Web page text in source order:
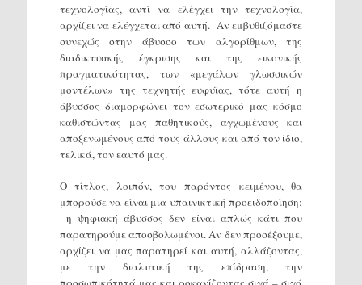
τεχνολογίας, αντί να ελέγχει την τεχνολογία,
αρχίζει να ελέγχεται από αυτή. Αν εμβυθιζόμαστε
συνεχώς στην άβυσσο των αλγορίθμων, της
διαδικτυακής έγκρισης και της εικονικής
πραγματικότητας, των «μεγάλων γλωσσικών
μοντέλων» της τεχνητής ευφυϊας, τότε αυτή η
άβυσσος διαμορφώνει τον εσωτερικό μας κόσμο
καθιστώντας μας παθητικούς, αγχωμένους και
αποξενωμένους από τους άλλους και από τον ίδιο,
τελικά, τον εαυτό μας.
Ο τίτλος, λοιπόν, του παρόντος κειμένου, θα
μπορούσε να είναι μια υπαινικτική προειδοποίηση:
η ψηφιακή άβυσσος δεν είναι απλώς κάτι που
παρατηρούμε αποσβολωμένοι. Αν δεν προσέξουμε,
αρχίζει να μας παρατηρεί και αυτή, αλλάζοντας,
με την διαλυτική της επίδραση, την